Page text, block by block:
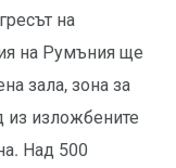
на
на Румъния ще
зала, зона за
из изложбените
Над 500